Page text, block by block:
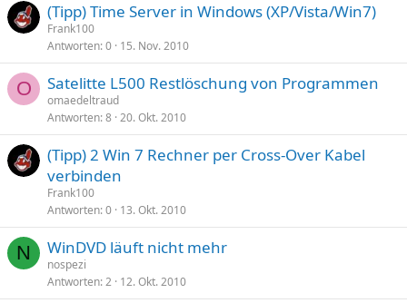
(Tipp) Time Server in Windows (XP/Vista/Win7)
Frank100
Antworten 0 15. Nov. 2010
O Satelitte L500 Restlöschung von Programmen
omaedeltraud
Antworten 8 20. Okt. 2010
(Tipp) 2 Win 7 Rechner per Cross-Over Kabel
verbinden
Frank100
Antworten 0 13. Okt. 2010
N WinDVD läuft nicht mehr
nospezi
Antworten 2 12. Okt. 2010